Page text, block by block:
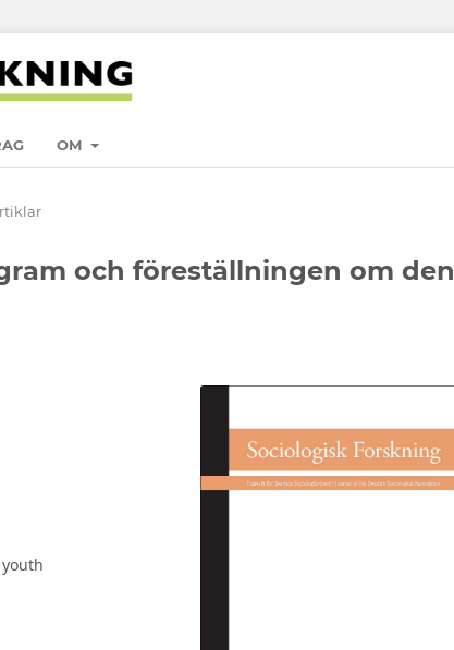
OM
och föreställningen om den